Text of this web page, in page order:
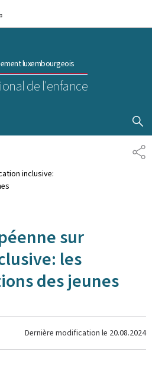
principal
contenu
luxembourgeois
de l'enfance
inclusive:
sur
les
des jeunes
Dernière modification le 20.08.2024